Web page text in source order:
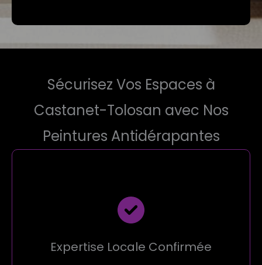
Sécurisez Vos Espaces à
Castanet-Tolosan avec Nos
Peintures Antidérapantes
Expertise Locale Confirmée